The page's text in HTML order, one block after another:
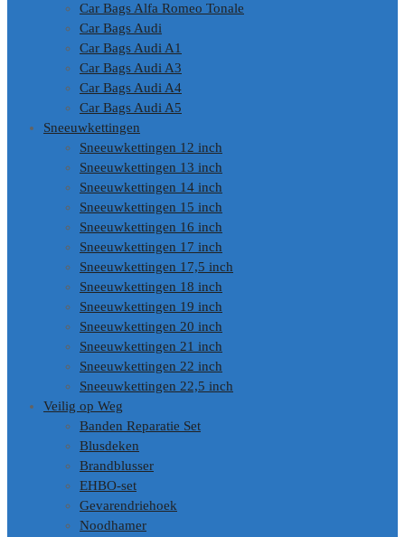
Car Bags Alfa Romeo Tonale
Car Bags Audi
Car Bags Audi A1
Car Bags Audi A3
Car Bags Audi A4
Car Bags Audi A5
Sneeuwkettingen
Sneeuwkettingen 12 inch
Sneeuwkettingen 13 inch
Sneeuwkettingen 14 inch
Sneeuwkettingen 15 inch
Sneeuwkettingen 16 inch
Sneeuwkettingen 17 inch
Sneeuwkettingen 17,5 inch
Sneeuwkettingen 18 inch
Sneeuwkettingen 19 inch
Sneeuwkettingen 20 inch
Sneeuwkettingen 21 inch
Sneeuwkettingen 22 inch
Sneeuwkettingen 22,5 inch
Veilig op Weg
Banden Reparatie Set
Blusdeken
Brandblusser
EHBO-set
Gevarendriehoek
Noodhamer